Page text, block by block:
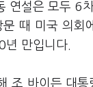
설은 모두 6
때 미국 의
만입니다.
조 바이든 대